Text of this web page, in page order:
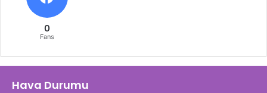
0
Fans
Hava Durumu